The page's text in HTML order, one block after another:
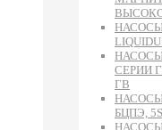
СЕРИИ
ГВ
БЦПЭ,